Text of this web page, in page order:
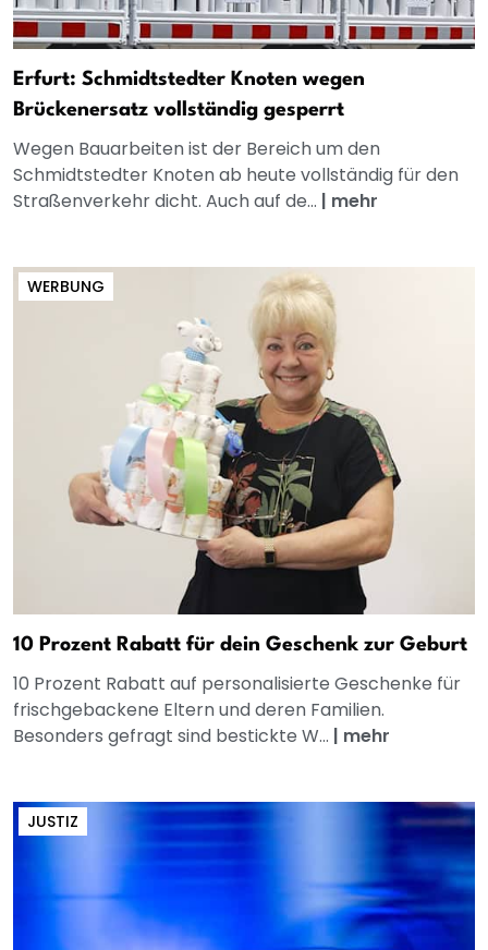
Erfurt: Schmidtstedter Knoten wegen
Brückenersatz vollständig gesperrt
Wegen Bauarbeiten ist der Bereich um den
Schmidtstedter Knoten ab heute vollständig für den
Straßenverkehr dicht. Auch auf de... | mehr
WERBUNG
10 Prozent Rabatt für dein Geschenk zur Geburt
10 Prozent Rabatt auf personalisierte Geschenke für
frischgebackene Eltern und deren Familien.
Besonders gefragt sind bestickte W... | mehr
JUSTIZ